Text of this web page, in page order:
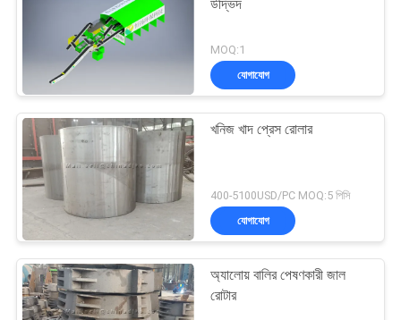
উদ্ভিদ
MOQ:1
যোগাযোগ
খনিজ খাদ প্রেস রোলার
400-5100USD/PC MOQ:5 পিসি
যোগাযোগ
অ্যালোয় বালির পেষণকারী জাল
রোটার